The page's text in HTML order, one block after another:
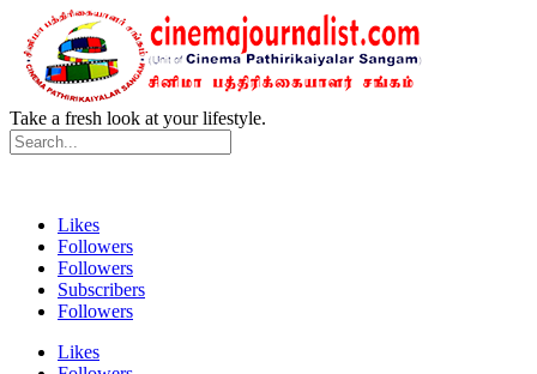
Take a fresh look at your lifestyle.
Likes
Followers
Followers
Subscribers
Followers
Likes